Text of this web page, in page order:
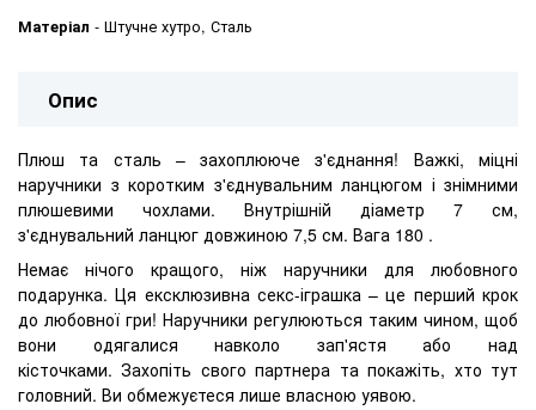
Матеріал - Штучне хутро, Сталь
Опис
Плюш та сталь – захоплююче з'єднання! Важкі, міцні
наручники з коротким з'єднувальним ланцюгом і знімними
плюшевими чохлами. Внутрішній діаметр 7 см,
з'єднувальний ланцюг довжиною 7,5 см. Вага 180 .
Немає нічого кращого, ніж наручники для любовного
подарунка.Ця ексклюзивна секс-іграшка – це перший крок
до любовної гри! Наручники регулюються таким чином, щоб
вони одягалися навколо зап'ястя або над
кісточками. Захопіть свого партнера та покажіть, хто тут
головний. Ви обмежуєтеся лише власною уявою.